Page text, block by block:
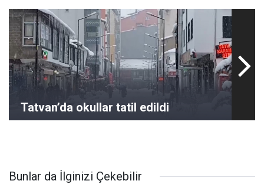
Tatvan’da okullar tatil edildi
Bunlar da İlginizi Çekebilir